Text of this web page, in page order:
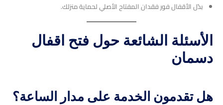
بدّل الأقفال فور فقدان المفتاح الأصلي لحماية منزلك.
الأسئلة الشائعة حول فتح اقفال
دسمان
هل تقدمون الخدمة على مدار الساعة؟